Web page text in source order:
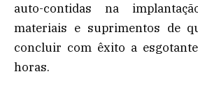
auto-contidas na
materiais e suprimentos de
concluir com êxito a
horas.